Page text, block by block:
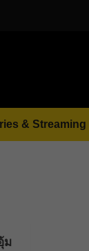
& Streaming
ม